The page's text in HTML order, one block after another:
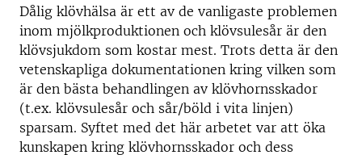
Dålig klövhälsa är ett av de vanligaste problemen
inom mjölkproduktionen och klövsulesår är den
klövsjukdom som kostar mest. Trots detta är den
vetenskapliga dokumentationen kring vilken som
är den bästa behandlingen av klövhornsskador
(t.ex. klövsulesår och sår/böld i vita linjen)
sparsam. Syftet med det här arbetet var att öka
kunskapen kring klövhornsskador och dess